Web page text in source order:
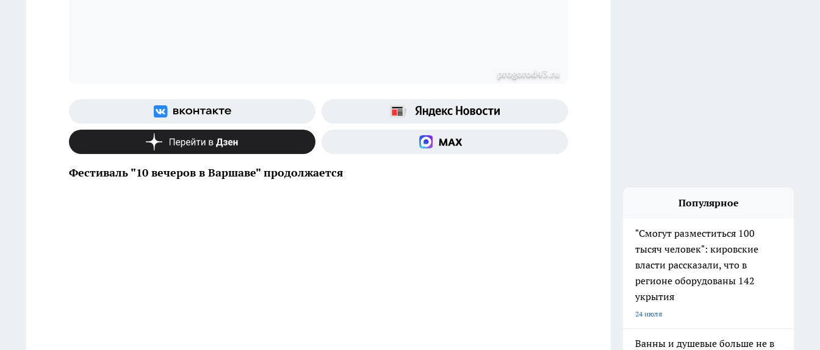
progorod43.ru
Фестиваль "10 вечеров в Варшаве" продолжается
Популярное
"Смогут разместиться 100
тысяч человек": кировские
власти рассказали, что в
регионе оборудованы 142
укрытия
24 июля
Ванны и душевые больше не в